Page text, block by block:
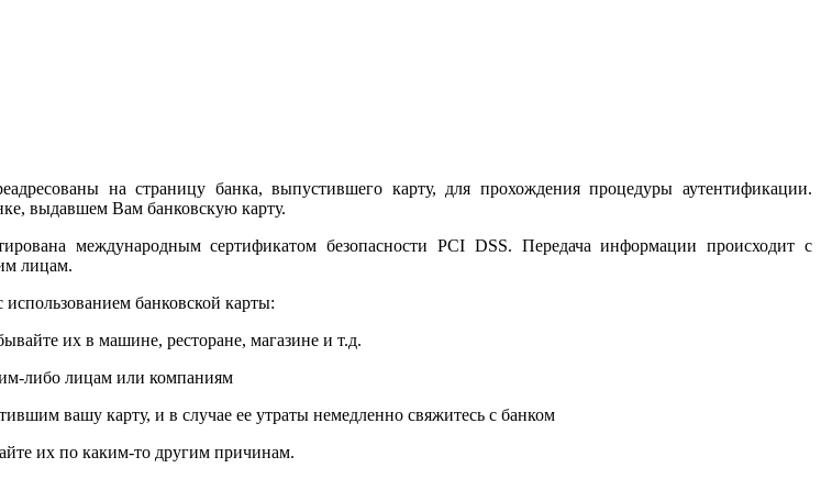
на страницу банка, выпустившего карту, для прохождения процедуры аутентификации.
выдавшем Вам банковскую карту.
международным сертификатом безопасности PCI DSS. Передача информации происходит с
лицам.
банковской карты:
их в машине, ресторане, магазине и т.д.
либо лицам или компаниям
вашу карту, и в случае ее утраты немедленно свяжитесь с банком
их по каким-то другим причинам.